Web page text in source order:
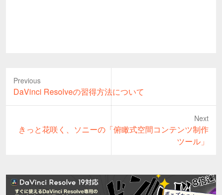
Previous
Previous
post:
DaVinci Resolveの習得方法について
Next
Next
きっと花咲く、ソニーの「俯瞰式空間コンテンツ制作
ツール」